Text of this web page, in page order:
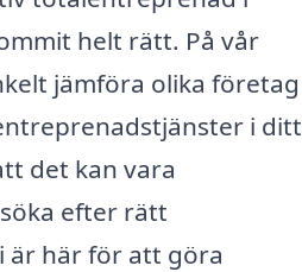
helt rätt. På vår
jämföra olika företag
i ditt
det kan vara
efter rätt
är här för att göra